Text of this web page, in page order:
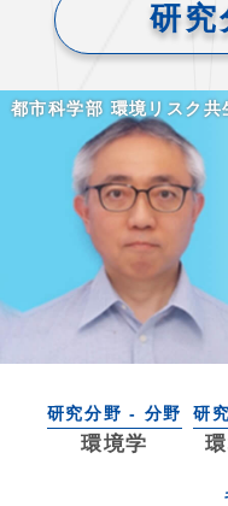
研究
都市科学部 環境リスク
研究分野 - 分野
環境学
研